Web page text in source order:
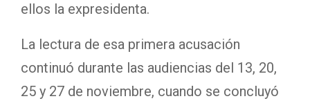
ellos la expresidenta.
La lectura de esa primera acusación
continuó durante las audiencias del 13, 20,
25 y 27 de noviembre, cuando se concluyó